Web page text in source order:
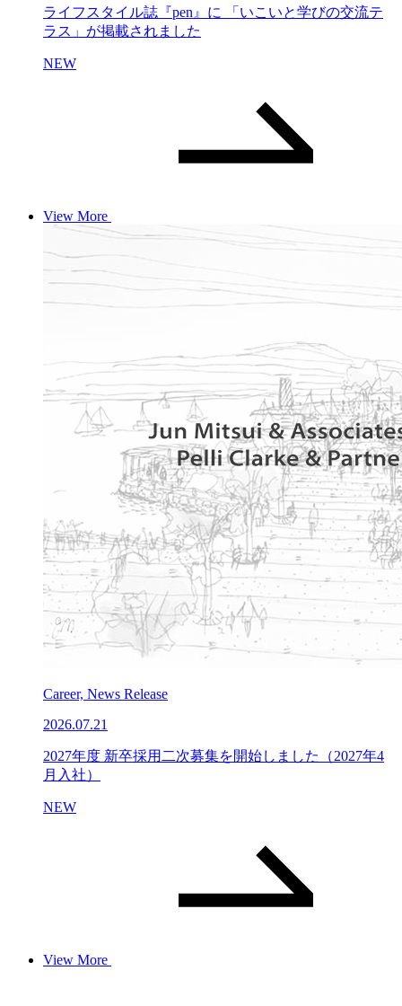
ライフスタイル誌『pen』に 「いこいと学びの交流テ
ラス」が掲載されました
NEW
View More
Career, News Release
2026.07.21
2027年度 新卒採用二次募集を開始しました（2027年4
月入社）
NEW
View More